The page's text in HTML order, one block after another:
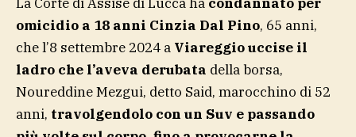
omicidio a 18 anni Cinzia Dal Pino, 65 anni,
che l’8 settembre 2024 a Viareggio uccise il
ladro che l’aveva derubata della borsa,
Noureddine Mezgui, detto Said, marocchino di 52
anni, travolgendolo con un Suv e passando